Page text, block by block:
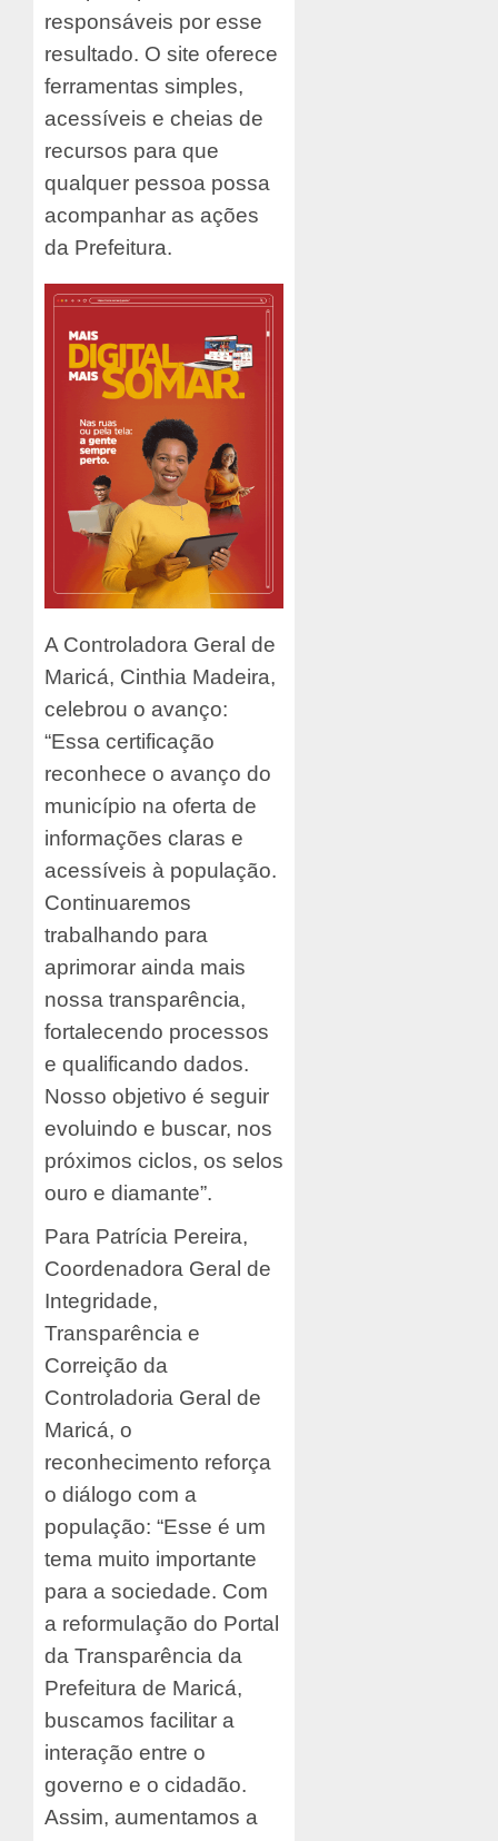
responsáveis por esse
resultado. O site oferece
ferramentas simples,
acessíveis e cheias de
recursos para que
qualquer pessoa possa
acompanhar as ações
da Prefeitura.
A Controladora Geral de
Maricá, Cinthia Madeira,
celebrou o avanço:
“Essa certificação
reconhece o avanço do
município na oferta de
informações claras e
acessíveis à população.
Continuaremos
trabalhando para
aprimorar ainda mais
nossa transparência,
fortalecendo processos
e qualificando dados.
Nosso objetivo é seguir
evoluindo e buscar, nos
próximos ciclos, os selos
ouro e diamante”.
Para Patrícia Pereira,
Coordenadora Geral de
Integridade,
Transparência e
Correição da
Controladoria Geral de
Maricá, o
reconhecimento reforça
o diálogo com a
população: “Esse é um
tema muito importante
para a sociedade. Com
a reformulação do Portal
da Transparência da
Prefeitura de Maricá,
buscamos facilitar a
interação entre o
governo e o cidadão.
Assim, aumentamos a